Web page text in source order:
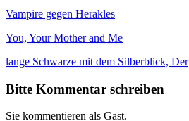
Vampire gegen Herakles
You, Your Mother and Me
lange Schwarze mit dem Silberblick, Der
Bitte Kommentar schreiben
Sie kommentieren als Gast.